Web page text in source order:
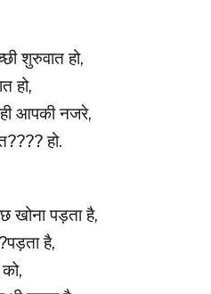
शुरुवात हो,
हो,
आपकी नजरे,
हो.
पड़ता है,
है,